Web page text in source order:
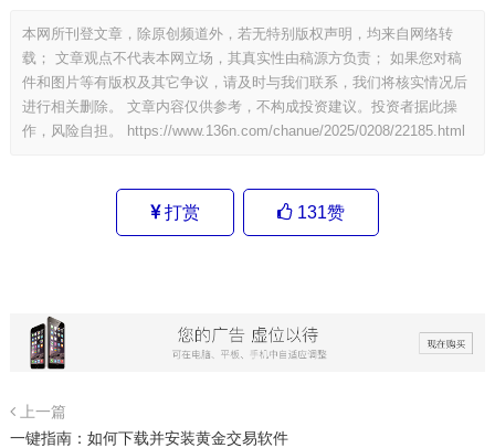
本网所刊登文章，除原创频道外，若无特别版权声明，均来自网络转
载； 文章观点不代表本网立场，其真实性由稿源方负责； 如果您对稿
件和图片等有版权及其它争议，请及时与我们联系，我们将核实情况后
进行相关删除。 文章内容仅供参考，不构成投资建议。投资者据此操
作，风险自担。
https://www.136n.com/chanue/2025/0208/22185.html
打赏 131赞
上一篇
一键指南：如何下载并安装黄金交易软件